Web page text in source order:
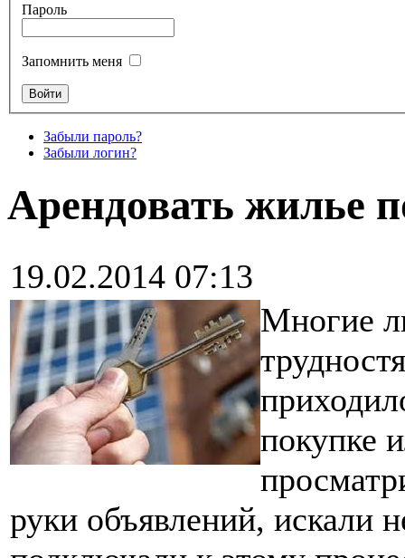
Пароль
Запомнить меня
Забыли пароль?
Забыли логин?
Арендовать жилье
19.02.2014 07:13
Многие
покупке
руки объявлений, искали